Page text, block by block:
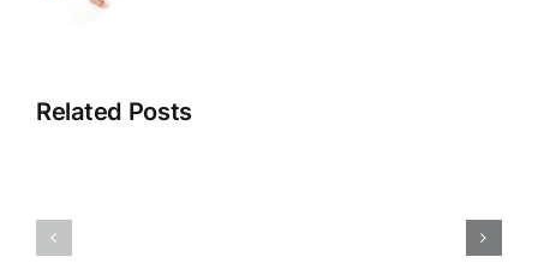
Related Posts
Ietekme